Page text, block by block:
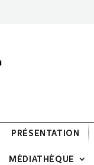
PRÉSENTATION
MÉDIATHÈQUE